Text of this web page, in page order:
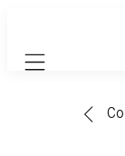
Mobile navigation